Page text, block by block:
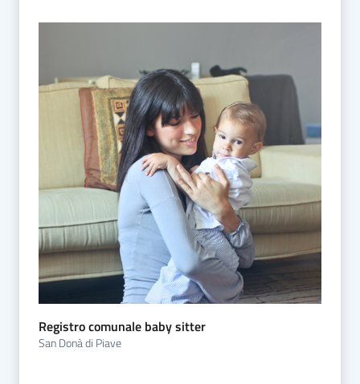
Registro comunale baby sitter
San Donà di Piave